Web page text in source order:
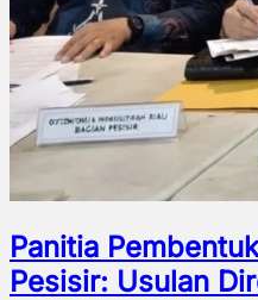
Panitia
Pesisir: Usulan